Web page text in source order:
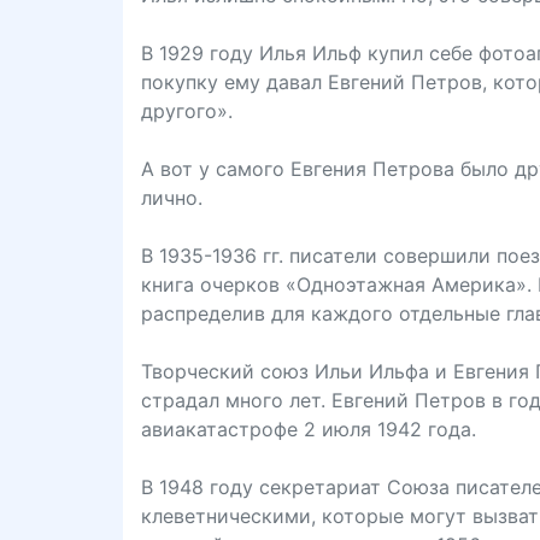
В 1929 году Илья Ильф купил себе
покупку ему давал Евгений Петров,
другого».
А вот у самого Евгения Петрова было
лично.
В 1935-1936 гг. писатели совершили
книга очерков «Одноэтажная
распределив для каждого отдельные
Творческий союз Ильи Ильфа и Евгения
страдал много лет. Евгений Петров в
авиакатастрофе 2 июля 1942 года.
В 1948 году секретариат Союза
клеветническими, которые могут